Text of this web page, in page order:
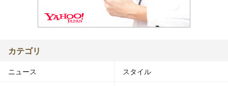
カテゴリ
ニュース スタイル